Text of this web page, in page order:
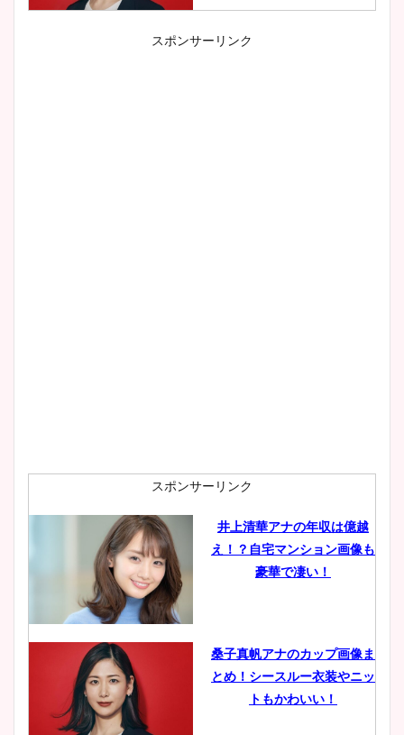
小室瑛莉子のカップ画像まと
肉も凄い！
鈴木唯の太ってた時の体重が
ヤバすぎww原因や痩せたダ
豊島実季アナのカップ画像ま
とめ！美脚や水着姿に年齢も
スポンサーリンク
スポンサーリンク
井上清華アナの年収は億越
え！？自宅マンション画像も
豪華で凄い！
桑子真帆アナのカップ画像ま
とめ！シースルー衣装やニッ
トもかわいい！